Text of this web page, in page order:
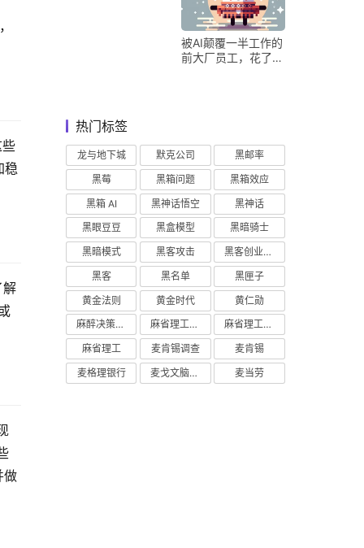
稳
解
做
被AI颠覆一半工作的
前大厂员工，花了8
热门标签
龙与地下城 默克公司
黑邮率
黑莓
黑箱问题
黑箱效应
黑箱 AI
黑神话悟空
黑神话
黑眼豆豆
黑盒模型
黑暗骑士
黑暗模式
黑客攻击
黑客创业主义
黑客
黑名单
黑匣子
黄金法则
黄金时代
黄仁勋
麻醉决策支持
麻省理工学院研究
麻省理工学院
麻省理工
麦肯锡调查
麦肯锡
麦格理银行
麦戈文脑研究所 麦当劳